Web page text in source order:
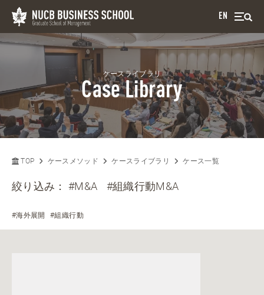
EN
ケースライブラリ
Case Library
TOP ケースメソッド ケースライブラリ ケース一覧
絞り込み：#M&A #組織行動M&A
#海外展開 #組織行動